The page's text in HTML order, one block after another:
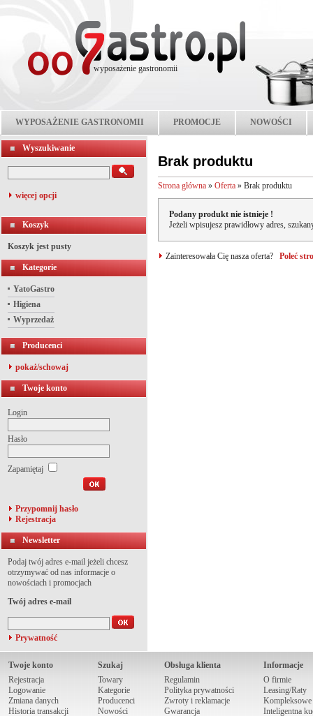
wyposażenie gastronomii
WYPOSAŻENIE GASTRONOMII PROMOCJE NOWOŚCI
Wyszukiwanie
więcej opcji
Koszyk
Koszyk jest pusty
Kategorie
YatoGastro
Higiena
Wyprzedaż
Producenci
pokaż/schowaj
Twoje konto
Login
Hasło
Zapamiętaj
Przypomnij hasło
Rejestracja
Newsletter
Podaj twój adres e-mail jeżeli chcesz
otrzymywać od nas informacje o
nowościach i promocjach
Twój adres e-mail
Prywatność
Brak produktu
Strona główna » Oferta » Brak produktu
Podany produkt nie istnieje !
Jeżeli wpisujesz prawidłowy adres,
Zainteresowała Cię nasza oferta? Poleć
Twoje konto
Rejestracja
Logowanie
Zmiana danych
Historia transakcji
Szukaj
Towary
Kategorie
Producenci
Nowości
Obsługa klienta
Regulamin
Polityka prywatności
Zwroty i reklamacje
Gwarancja
Informacje
O firmie
Leasing/Raty
Kompleksowe
Inteligentna